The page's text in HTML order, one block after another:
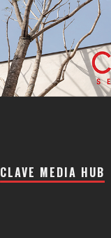
CLAVE MEDIA HUB